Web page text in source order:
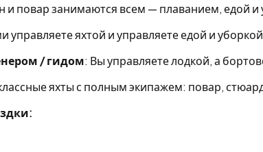
и повар занимаются всем — плаванием, едой
управляете яхтой и управляете едой и
/ гидом: Вы управляете лодкой, а
яхты с полным экипажем: повар,